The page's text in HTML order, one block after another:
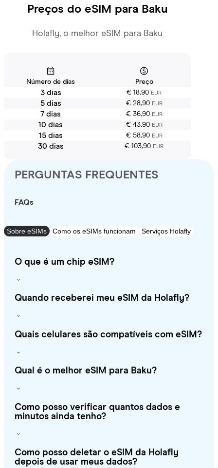
Preços do eSIM para Baku
Holafly, o melhor eSIM para Baku
Número de dias Preço
3 dias € 18,90 EUR
5 dias € 28,90 EUR
7 dias € 36,90 EUR
10 dias € 43,90 EUR
15 dias € 58,90 EUR
30 dias € 103,90 EUR
PERGUNTAS FREQUENTES
FAQs
Sobre eSIMs Como os eSIMs funcionam Serviços Holafly
O que é um chip eSIM?
Quando receberei meu eSIM da Holafly?
Quais celulares são compatíveis com eSIM?
Qual é o melhor eSIM para Baku?
Como posso verificar quantos dados e
minutos ainda tenho?
Como posso deletar o eSIM da Holafly
depois de usar meus dados?